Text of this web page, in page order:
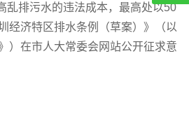
乱排污水的违法成本，最高处以50
经济特区排水条例（草案）》（以
）在市人大常委会网站公开征求意